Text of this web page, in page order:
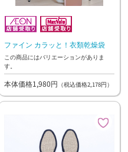
ファイン カラッと！衣類乾燥袋
この商品にはバリエーションがありま
す。
本体価格1,980円 （税込価格2,178円）